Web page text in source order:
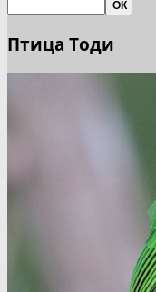
Птица Тоди